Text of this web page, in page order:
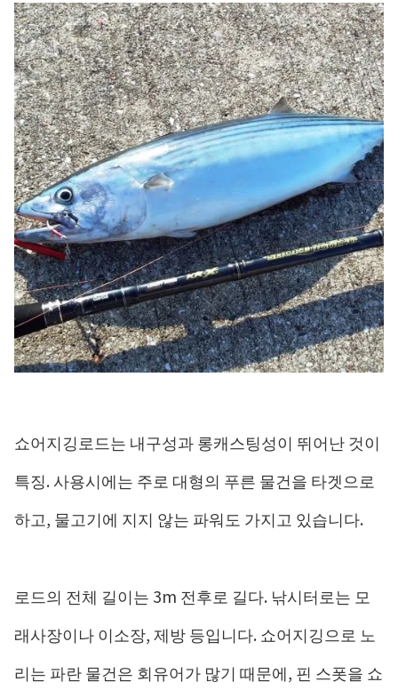
쇼어지깅로드는 내구성과 롱캐스팅성이 뛰어난 것이
특징. 사용시에는 주로 대형의 푸른 물건을 타겟으로
하고, 물고기에 지지 않는 파워도 가지고 있습니다.
로드의 전체 길이는 3m 전후로 길다. 낚시터로는 모
래사장이나 이소장, 제방 등입니다. 쇼어지깅으로 노
리는 파란 물건은 회유어가 많기 때문에, 핀 스폿을 쇼